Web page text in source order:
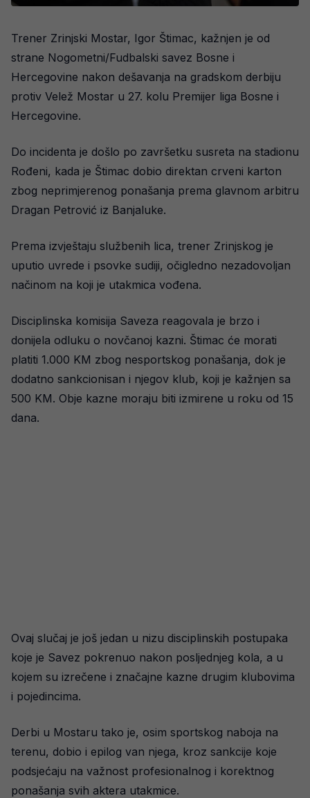
Trener Zrinjski Mostar, Igor Štimac, kažnjen je od
strane Nogometni/Fudbalski savez Bosne i
Hercegovine nakon dešavanja na gradskom derbiju
protiv Velež Mostar u 27. kolu Premijer liga Bosne i
Hercegovine.
Do incidenta je došlo po završetku susreta na stadionu
Rođeni, kada je Štimac dobio direktan crveni karton
zbog neprimjerenog ponašanja prema glavnom arbitru
Dragan Petrović iz Banjaluke.
Prema izvještaju službenih lica, trener Zrinjskog je
uputio uvrede i psovke sudiji, očigledno nezadovoljan
načinom na koji je utakmica vođena.
Disciplinska komisija Saveza reagovala je brzo i
donijela odluku o novčanoj kazni. Štimac će morati
platiti 1.000 KM zbog nesportskog ponašanja, dok je
dodatno sankcionisan i njegov klub, koji je kažnjen sa
500 KM. Obje kazne moraju biti izmirene u roku od 15
dana.
Ovaj slučaj je još jedan u nizu disciplinskih postupaka
koje je Savez pokrenuo nakon posljednjeg kola, a u
kojem su izrečene i značajne kazne drugim klubovima
i pojedincima.
Derbi u Mostaru tako je, osim sportskog naboja na
terenu, dobio i epilog van njega, kroz sankcije koje
podsjećaju na važnost profesionalnog i korektnog
ponašanja svih aktera utakmice.